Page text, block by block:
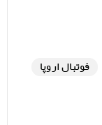
فوتبال اروپا